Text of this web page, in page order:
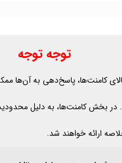
توجه توجه
در بخش کامنت‌ها، به دلیل
ارائه خواهند شد.